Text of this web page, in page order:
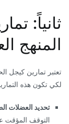
المنهج
​تعتبر تمارين كيجل
لكي تكون هذه
تحديد العضلات
التوقف المؤقت